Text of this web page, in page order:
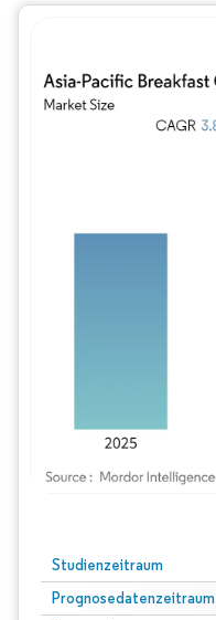
Studienzeitraum
Prognosedatenzeitraum